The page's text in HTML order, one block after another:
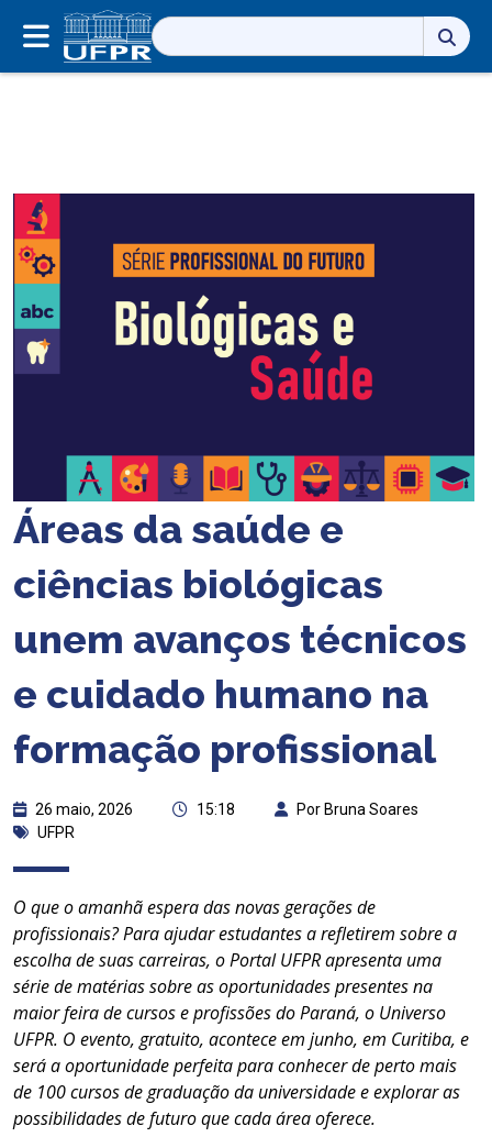
Pesquisar
por:
Áreas da saúde e
ciências biológicas
unem avanços técnicos
e cuidado humano na
formação profissional
26 maio, 2026 15:18
Por Bruna Soares
UFPR
O que o amanhã espera das novas gerações de
profissionais? Para ajudar estudantes a refletirem sobre a
escolha de suas carreiras, o Portal UFPRapresenta uma
série de matérias sobre as oportunidades presentes na
maior feira de cursos e profissões do Paraná, o Universo
UFPR. O evento, gratuito, acontece em junho, em Curitiba, e
será a oportunidade perfeita para conhecer de perto mais
de 100 cursos de graduação da universidade e explorar as
possibilidades de futuro que cada área oferece.